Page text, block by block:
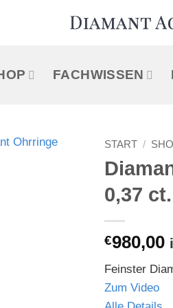
FACHWISSEN
START /
0,37
€980,00
Feinster
Zum Video